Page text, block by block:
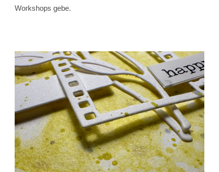
Workshops gebe.